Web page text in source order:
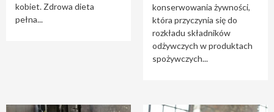
kobiet. Zdrowa dieta
pełna...
konserwowania żywności,
która przyczynia się do
rozkładu składników
odżywczych w produktach
spożywczych...